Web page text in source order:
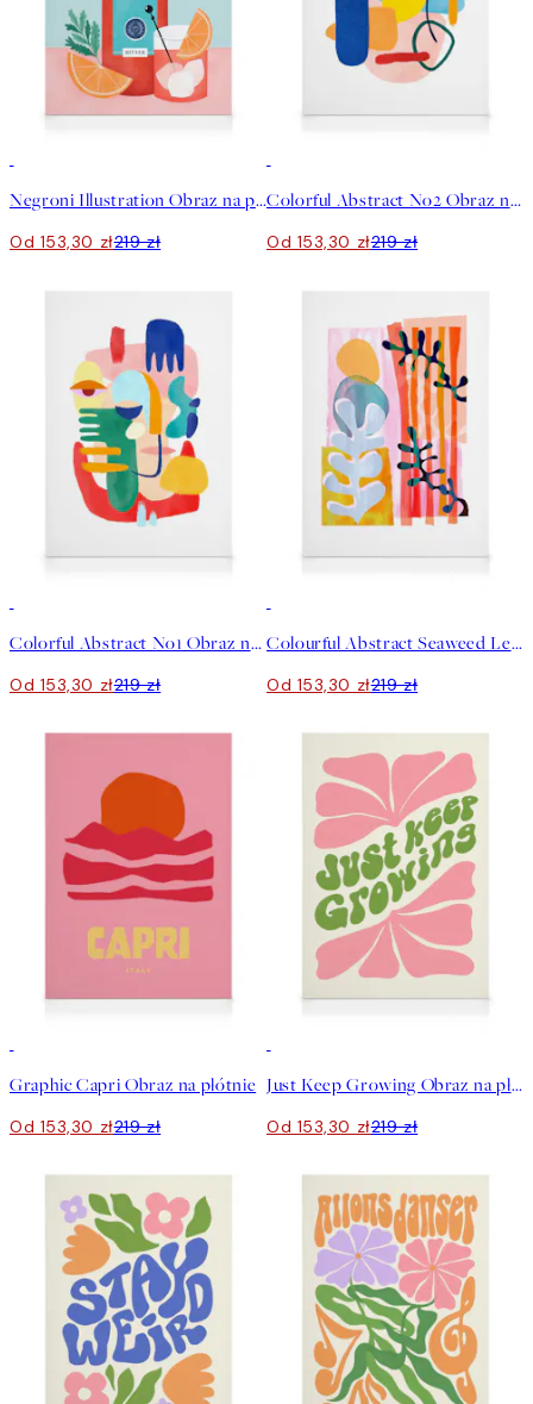
Negroni Illustration Obraz na płótnie
Od 153,30 zł219 zł
Colorful Abstract No2 Obraz na płótnie
Od 153,30 zł219 zł
Colorful Abstract No1 Obraz na płótnie
Od 153,30 zł219 zł
Colourful Abstract Seaweed Leaf Obraz na płótnie
Od 153,30 zł219 zł
Graphic Capri Obraz na płótnie
Od 153,30 zł219 zł
Just Keep Growing Obraz na płótnie
Od 153,30 zł219 zł